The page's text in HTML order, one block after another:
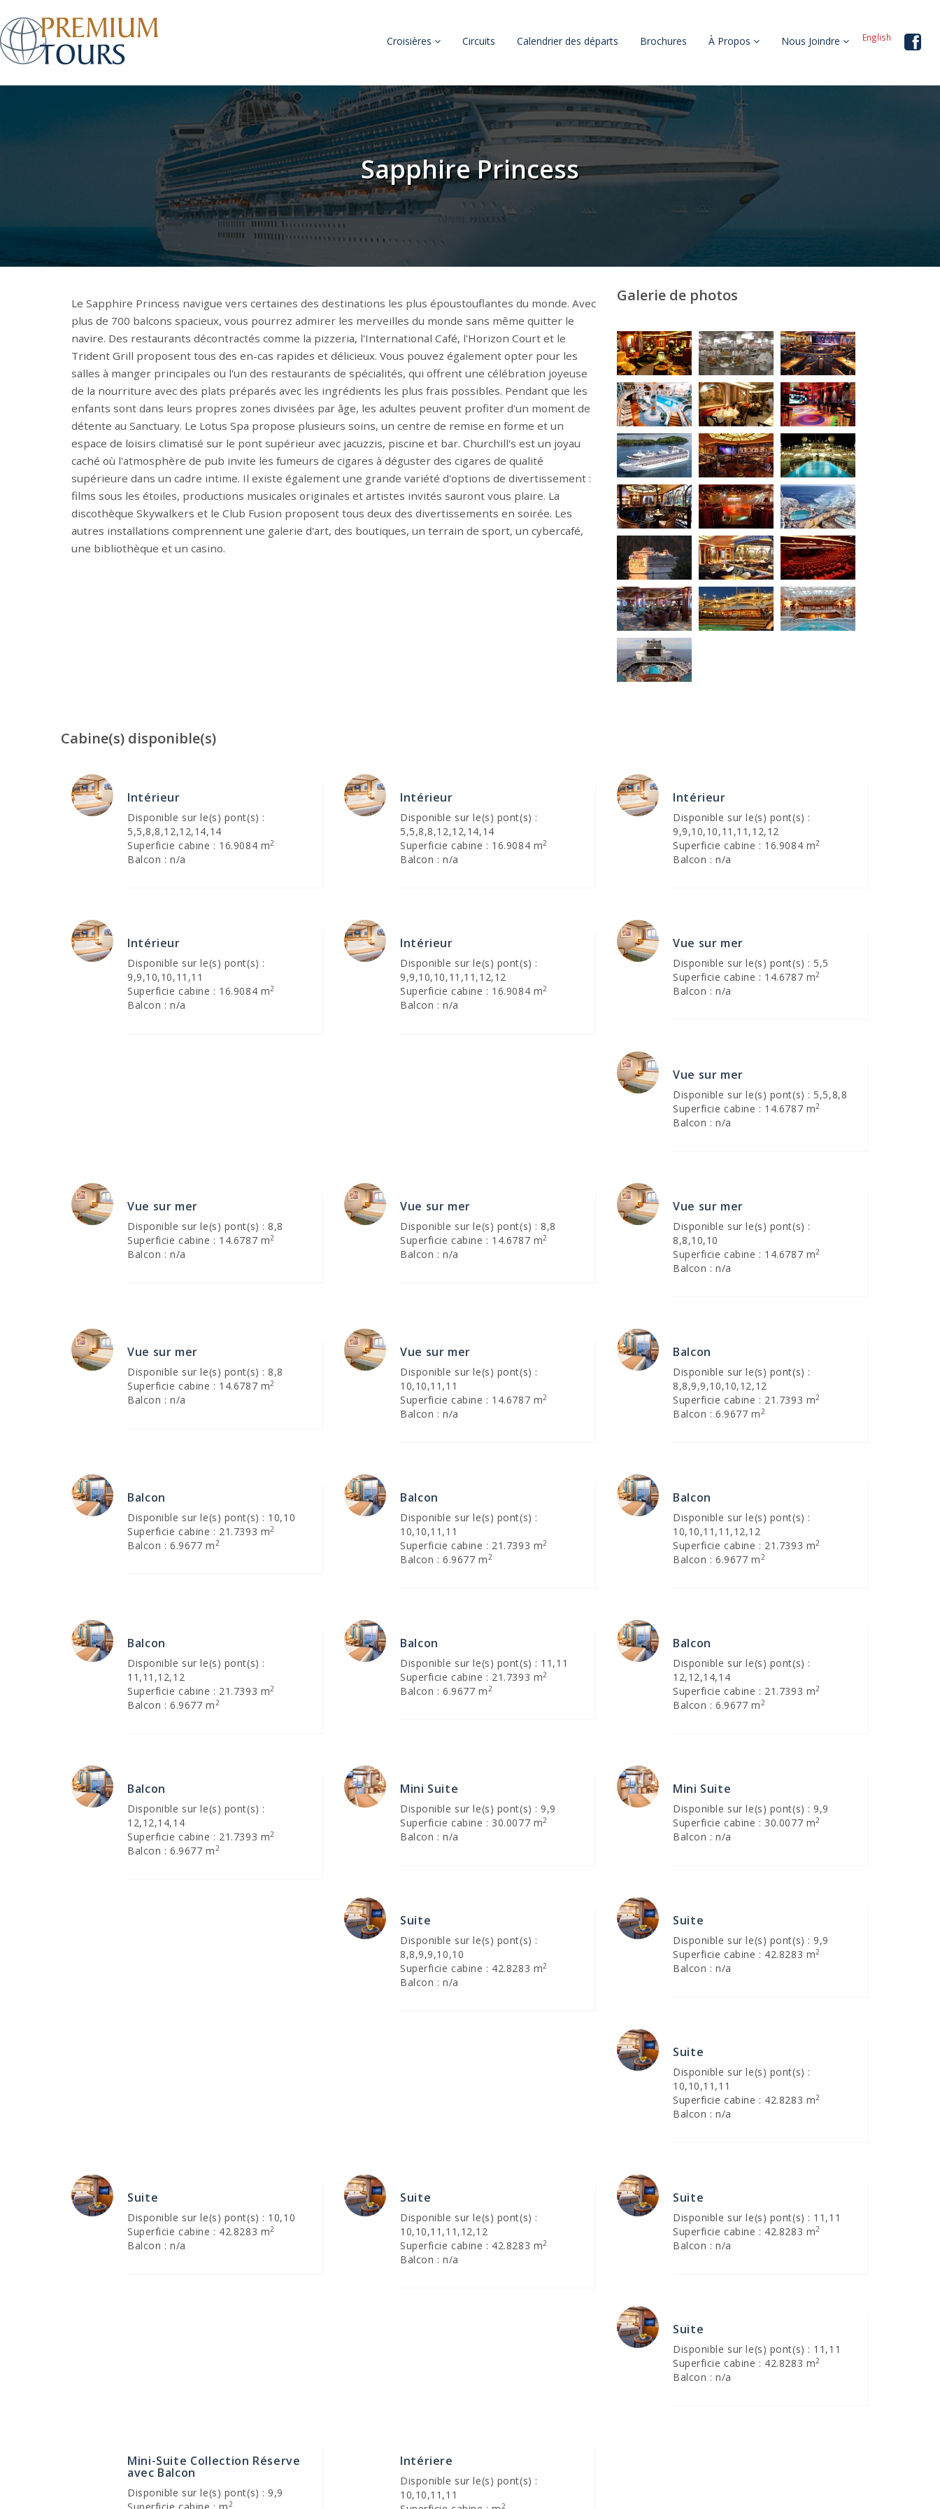
Croisières Circuits Calendrier des départs Brochures À Propos Nous Joindre English
Sapphire Princess
Le Sapphire Princess navigue vers certaines des destinations les plus époustouflantes du monde. Avec
plus de 700 balcons spacieux, vous pourrez admirer les merveilles du monde sans même quitter le
navire. Des restaurants décontractés comme la pizzeria, l'International Café, l'Horizon Court et le
Trident Grill proposent tous des en-cas rapides et délicieux. Vous pouvez également opter pour les
salles à manger principales ou l'un des restaurants de spécialités, qui offrent une célébration joyeuse
de la nourriture avec des plats préparés avec les ingrédients les plus frais possibles. Pendant que les
enfants sont dans leurs propres zones divisées par âge, les adultes peuvent profiter d'un moment de
détente au Sanctuary. Le Lotus Spa propose plusieurs soins, un centre de remise en forme et un
espace de loisirs climatisé sur le pont supérieur avec jacuzzis, piscine et bar. Churchill's est un joyau
caché où l'atmosphère de pub invite les fumeurs de cigares à déguster des cigares de qualité
supérieure dans un cadre intime. Il existe également une grande variété d'options de divertissement :
films sous les étoiles, productions musicales originales et artistes invités sauront vous plaire. La
discothèque Skywalkers et le Club Fusion proposent tous deux des divertissements en soirée. Les
autres installations comprennent une galerie d'art, des boutiques, un terrain de sport, un cybercafé,
une bibliothèque et un casino.
Galerie de photos
Cabine(s) disponible(s)
Intérieur
Disponible sur le(s) pont(s) :
5,5,8,8,12,12,14,14
Superficie cabine : 16.9084 m2
Balcon : n/a
Intérieur
Disponible sur le(s) pont(s) :
5,5,8,8,12,12,14,14
Superficie cabine : 16.9084 m2
Balcon : n/a
Intérieur
Disponible sur le(s) pont(s) :
9,9,10,10,11,11,12,12
Superficie cabine : 16.9084 m2
Balcon : n/a
Intérieur
Disponible sur le(s) pont(s) :
9,9,10,10,11,11
Superficie cabine : 16.9084 m2
Balcon : n/a
Intérieur
Disponible sur le(s) pont(s) :
9,9,10,10,11,11,12,12
Superficie cabine : 16.9084 m2
Balcon : n/a
Vue sur mer
Disponible sur le(s) pont(s) : 5,5
Superficie cabine : 14.6787 m2
Balcon : n/a
Vue sur mer
Disponible sur le(s) pont(s) : 5,5,8,8
Superficie cabine : 14.6787 m2
Balcon : n/a
Vue sur mer
Disponible sur le(s) pont(s) : 8,8
Superficie cabine : 14.6787 m2
Balcon : n/a
Vue sur mer
Disponible sur le(s) pont(s) : 8,8
Superficie cabine : 14.6787 m2
Balcon : n/a
Vue sur mer
Disponible sur le(s) pont(s) :
8,8,10,10
Superficie cabine : 14.6787 m2
Balcon : n/a
Vue sur mer
Disponible sur le(s) pont(s) : 8,8
Superficie cabine : 14.6787 m2
Balcon : n/a
Vue sur mer
Disponible sur le(s) pont(s) :
10,10,11,11
Superficie cabine : 14.6787 m2
Balcon : n/a
Balcon
Disponible sur le(s) pont(s) :
8,8,9,9,10,10,12,12
Superficie cabine : 21.7393 m2
Balcon : 6.9677 m 2
Balcon
Disponible sur le(s) pont(s) : 10,10
Superficie cabine : 21.7393 m2
Balcon : 6.9677 m 2
Balcon
Disponible sur le(s) pont(s) :
10,10,11,11
Superficie cabine : 21.7393 m2
Balcon : 6.9677 m 2
Balcon
Disponible sur le(s) pont(s) :
10,10,11,11,12,12
Superficie cabine : 21.7393 m2
Balcon : 6.9677 m 2
Balcon
Disponible sur le(s) pont(s) :
11,11,12,12
Superficie cabine : 21.7393 m2
Balcon : 6.9677 m 2
Balcon
Disponible sur le(s) pont(s) : 11,11
Superficie cabine : 21.7393 m2
Balcon : 6.9677 m 2
Balcon
Disponible sur le(s) pont(s) :
12,12,14,14
Superficie cabine : 21.7393 m2
Balcon : 6.9677 m 2
Balcon
Disponible sur le(s) pont(s) :
12,12,14,14
Superficie cabine : 21.7393 m2
Balcon : 6.9677 m 2
Mini Suite
Disponible sur le(s) pont(s) : 9,9
Superficie cabine : 30.0077 m2
Balcon : n/a
Mini Suite
Disponible sur le(s) pont(s) : 9,9
Superficie cabine : 30.0077 m2
Balcon : n/a
Suite
Disponible sur le(s) pont(s) :
8,8,9,9,10,10
Superficie cabine : 42.8283 m2
Balcon : n/a
Suite
Disponible sur le(s) pont(s) : 9,9
Superficie cabine : 42.8283 m2
Balcon : n/a
Suite
Disponible sur le(s) pont(s) :
10,10,11,11
Superficie cabine : 42.8283 m2
Balcon : n/a
Suite
Disponible sur le(s) pont(s) : 10,10
Superficie cabine : 42.8283 m2
Balcon : n/a
Suite
Disponible sur le(s) pont(s) :
10,10,11,11,12,12
Superficie cabine : 42.8283 m2
Balcon : n/a
Suite
Disponible sur le(s) pont(s) : 11,11
Superficie cabine : 42.8283 m2
Balcon : n/a
Suite
Disponible sur le(s) pont(s) : 11,11
Superficie cabine : 42.8283 m2
Balcon : n/a
Mini-Suite Collection Réserve
avec Balcon
Disponible sur le(s) pont(s) : 9,9
2
Intériere
Disponible sur le(s) pont(s) :
10,10,11,11
2